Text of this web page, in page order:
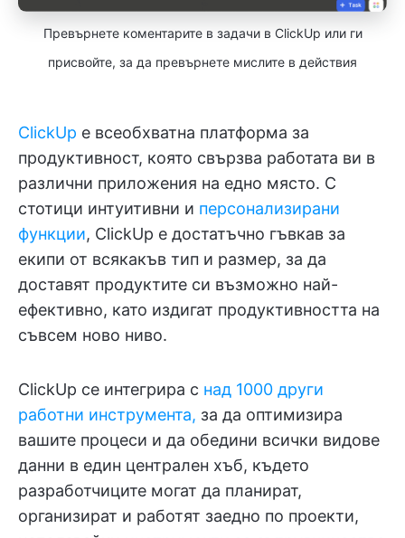
Превърнете коментарите в задачи в ClickUp или ги
присвойте, за да превърнете мислите в действия
ClickUp е всеобхватна платформа за
продуктивност, която свързва работата ви в
различни приложения на едно място. С
стотици интуитивни и персонализирани
функции, ClickUp е достатъчно гъвкав за
екипи от всякакъв тип и размер, за да
доставят продуктите си възможно най-
ефективно, като издигат продуктивността на
съвсем ново ниво.
ClickUp се интегрира с над 1000 други
работни инструмента, за да оптимизира
вашите процеси и да обедини всички видове
данни в един централен хъб, където
разработчиците могат да планират,
организират и работят заедно по проекти,